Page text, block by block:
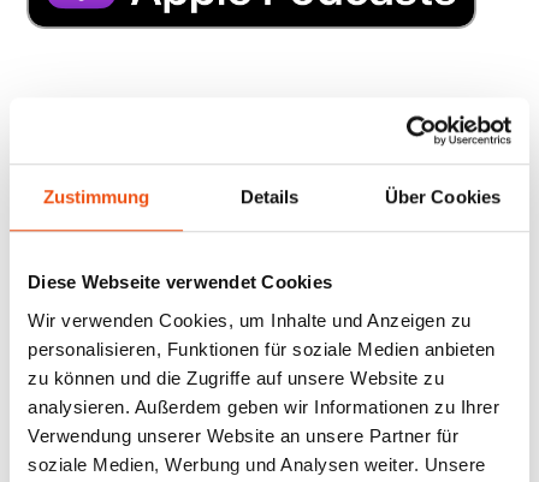
Zustimmung Details Über Cookies
Diese Webseite verwendet Cookies
Wir verwenden Cookies, um Inhalte und Anzeigen zu
personalisieren, Funktionen für soziale Medien anbieten
zu können und die Zugriffe auf unsere Website zu
analysieren. Außerdem geben wir Informationen zu Ihrer
Verwendung unserer Website an unsere Partner für
soziale Medien, Werbung und Analysen weiter. Unsere